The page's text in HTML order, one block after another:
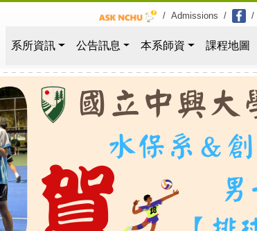
/ Admissions / /
系所資訊 公告訊息 本系師資 課程地圖